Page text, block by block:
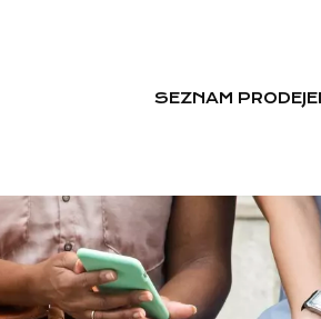
SEZNAM